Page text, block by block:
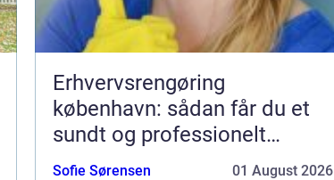
Erhvervsrengøring
københavn: sådan får du et
sundt og professionelt
arbejdsmiljø
Sofie Sørensen 01 August 2026